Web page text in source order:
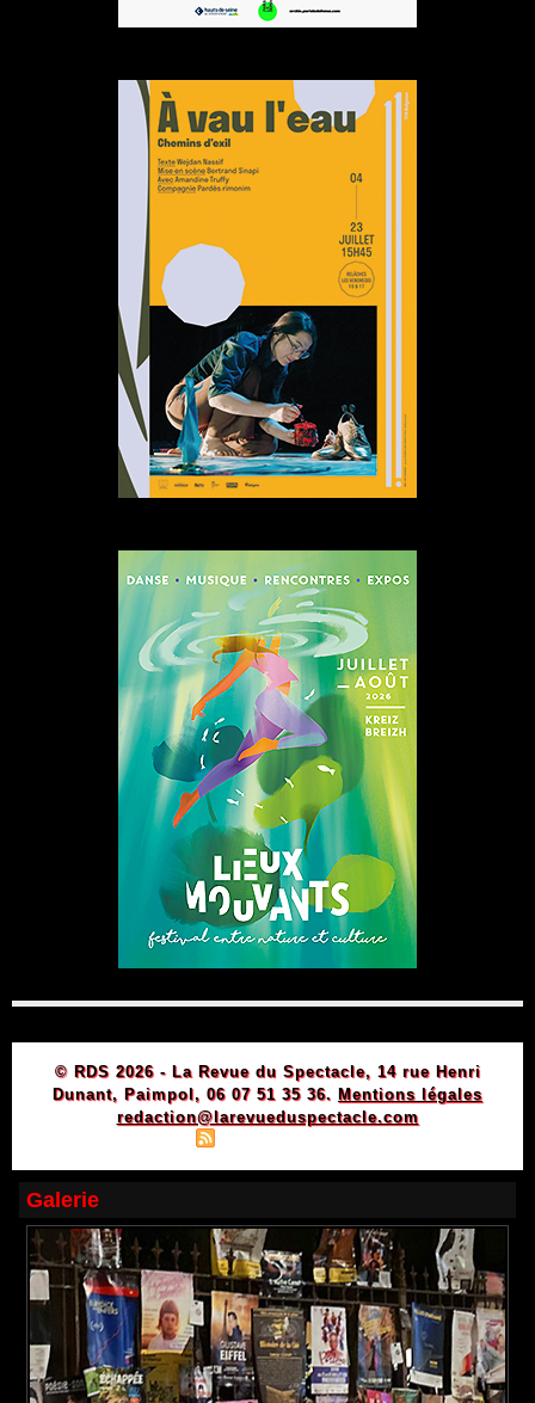
© RDS 2026 - La Revue du Spectacle, 14 rue Henri
Dunant, Paimpol, 06 07 51 35 36. Mentions légales
redaction@larevueduspectacle.com
Galerie